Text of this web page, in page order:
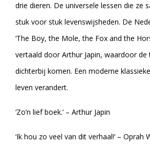
drie dieren. De universele lessen die ze
stuk voor stuk levenswijsheden. De
‘The Boy, the Mole, the Fox and the
vertaald door Arthur Japin, waardoor de
dichterbij komen. Een moderne
leven verandert.
‘Zo’n lief boek.’ – Arthur Japin
‘Ik hou zo veel van dit verhaal!’ – Oprah